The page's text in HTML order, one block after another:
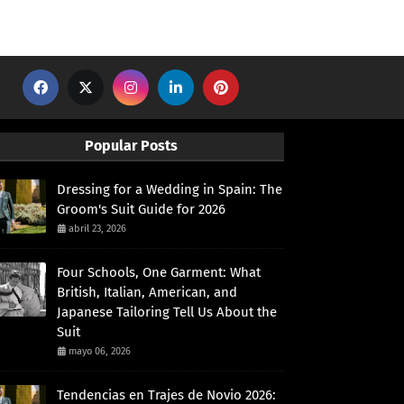
Popular Posts
Dressing for a Wedding in Spain: The
Groom's Suit Guide for 2026
abril 23, 2026
Four Schools, One Garment: What
British, Italian, American, and
Japanese Tailoring Tell Us About the
Suit
mayo 06, 2026
Tendencias en Trajes de Novio 2026: